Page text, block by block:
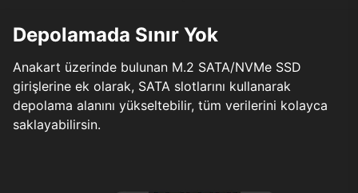
Depolamada Sınır Yok
Anakart üzerinde bulunan M.2 SATA/NVMe SSD
girişlerine ek olarak, SATA slotlarını kullanarak
depolama alanını yükseltebilir, tüm verilerini kolayca
saklayabilirsin.